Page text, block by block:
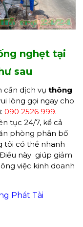
nghẹt tại
sau
cần dịch vụ thông
lòng gọi ngay cho
090 2526 999.
tục 24/7, kể cả
phòng phân bố
tôi có thể nhanh
này giúp giảm
việc kinh doanh
Phát Tài